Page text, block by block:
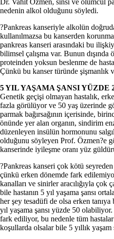
nedenin alkol olduğunu söyledi.
?Pankreas kanseriyle alkolün
kullanılmazsa bu kanserden
pankreas kanseri arasındaki bu
bilimsel çalışma var. Bunun
proteinden yoksun beslenme de
Çünkü bu kanser türünde şişmanlık
5 YIL YAŞAMA ŞANSI YÜZDE
Genetik geçişi olmayan hastalık,
fazla görülüyor ve 50 yaş üzerinde
parmak bağırsağının içerisinde,
önünde yer alan organın, sindirim
düzenleyen insülün hormonunu
olduğunu söyleyen Prof. Özmen?e
kanserinde iyileşme oranı yüz
?Pankreas kanseri çok kötü
çünkü erken dönemde fark
kanalları ve sinirler aracılığıyla çok
bile hastanın 5 yıl yaşama şansı
her şey tesadüfi de olsa erken
yıl yaşama şansı yüzde 50
fark ediliyor, bu nedenle tüm
koşullarda olsalar bile 5 yıllık